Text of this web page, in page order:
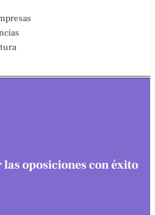
oposiciones con éxito